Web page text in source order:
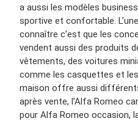
a aussi les modèles
sportive et confortable.
connaître c’est que les
vendent aussi des produits
vêtements, des voitures
comme les casquettes et
maison offre aussi
après vente, l’Alfa Romeo
pour Alfa Romeo occasion,